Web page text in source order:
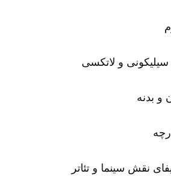
و لاتکسی
بدنه
نقش سینما و تئاتر